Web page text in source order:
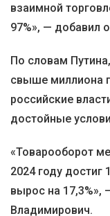
взаимной
97%», — добавил
По словам
свыше миллиона
российские
достойные
«Товарооборот
2024 году достиг
вырос на 17,3%»,
Владимирович.